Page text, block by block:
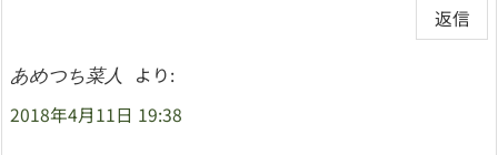
返信
あめつち菜人
より:
2018年4月11日 19:38